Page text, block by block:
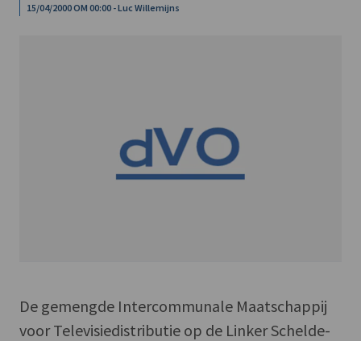
15/04/2000 OM 00:00 - Luc Willemijns
De gemengde Intercommunale Maatschappij
voor Televisiedistributie op de Linker Schelde-